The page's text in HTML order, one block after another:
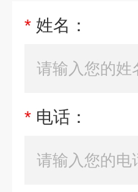
* 姓名：
* 电话：